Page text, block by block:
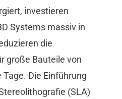
investieren
Systems massiv in
die
große Bauteile von
Die Einführung
(SLA)